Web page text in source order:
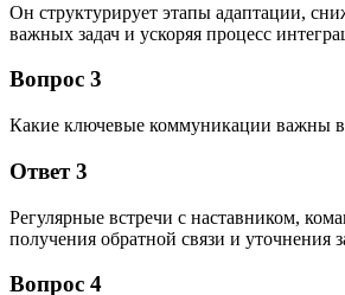
Он структурирует этапы адаптации,
важных задач и ускоряя процесс
Вопрос 3
Какие ключевые коммуникации важны
Ответ 3
Регулярные встречи с наставником,
получения обратной связи и уточнения
Вопрос 4